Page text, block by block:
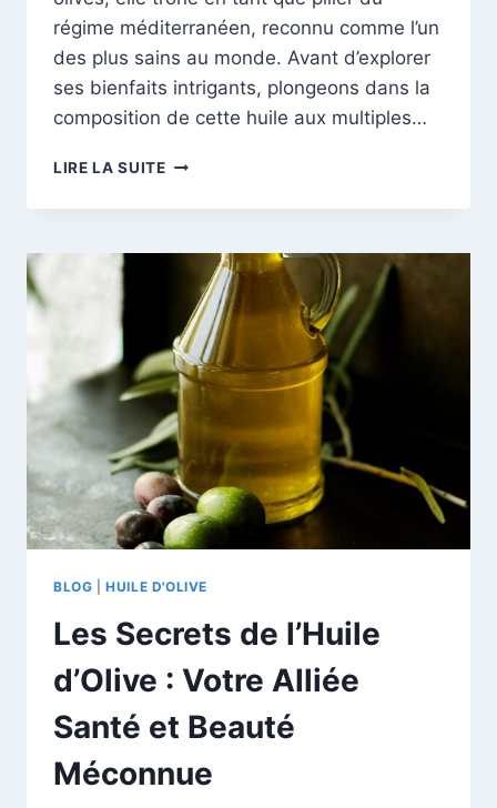
régime méditerranéen, reconnu comme l’un
des plus sains au monde. Avant d’explorer
ses bienfaits intrigants, plongeons dans la
composition de cette huile aux multiples…
LIRE LA SUITEL’HUILE
:
ÉLIXIR
SANTÉ
POUR
LE
CORPS
ET
L’ESPRIT
BLOG |HUILE D'OLIVE
Les Secrets de l’Huile
d’Olive : Votre Alliée
Santé et Beauté
Méconnue